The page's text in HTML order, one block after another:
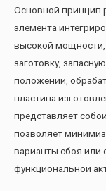
Основной принцип
элемента
высокой мощности,
заготовку,
положении,
пластина
представляет
позволяет
варианты сбоя или
функциональной